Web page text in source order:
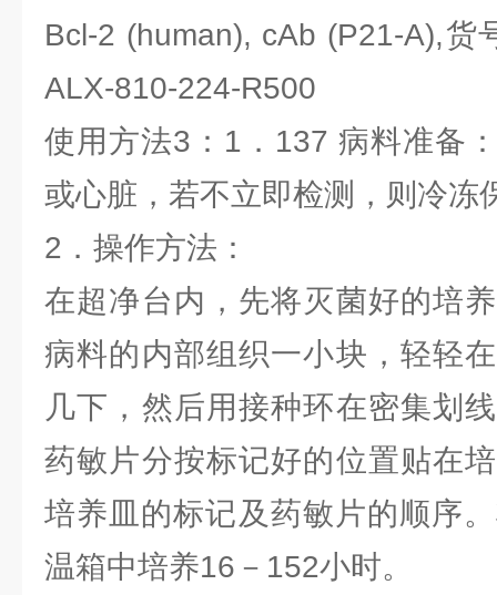
Bcl-2 (human), cAb (P21-A),货
ALX-810-224-R500
使用方法3：1．137 病料准备
或心脏，若不立即检测，则冷冻
2．操作方法：
在超净台内，先将灭菌好的培
病料的内部组织一小块，轻轻
几下，然后用接种环在密集划
药敏片分按标记好的位置贴在
培养皿的标记及药敏片的顺序
温箱中培养16－152小时。